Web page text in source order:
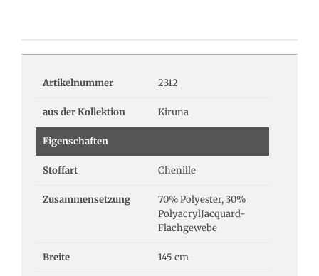
Artikelnummer 2312
aus der Kollektion Kiruna
Eigenschaften
Stoffart Chenille
Zusammensetzung
70% Polyester, 30%
PolyacrylJacquard-
Flachgewebe
Breite 145 cm